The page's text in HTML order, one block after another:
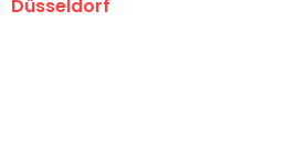
Düsseldorf